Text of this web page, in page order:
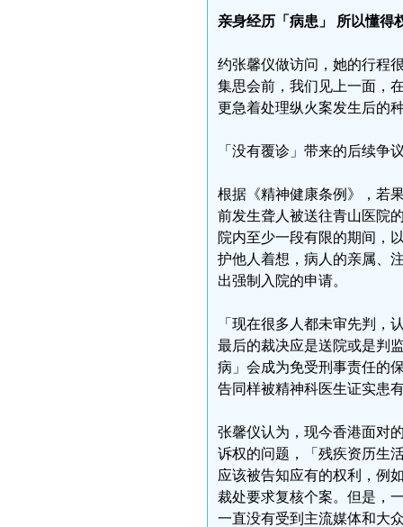
亲身经历「病患」 所以懂得
约张馨仪做访问，她的行程
集思会前，我们见上一面，
更急着处理纵火案发生后的
「没有覆诊」带来的后续争
根据《精神健康条例》，若
前发生聋人被送往青山医院
院内至少一段有限的期间，
护他人着想，病人的亲属、
出强制入院的申请。
「现在很多人都未审先判，
最后的裁决应是送院或是判
病」会成为免受刑事责任的
告同样被精神科医生证实患
张馨仪认为，现今香港面对
诉权的问题，「残疾资历生
应该被告知应有的权利，例
裁处要求复核个案。但是，
一直没有受到主流媒体和大